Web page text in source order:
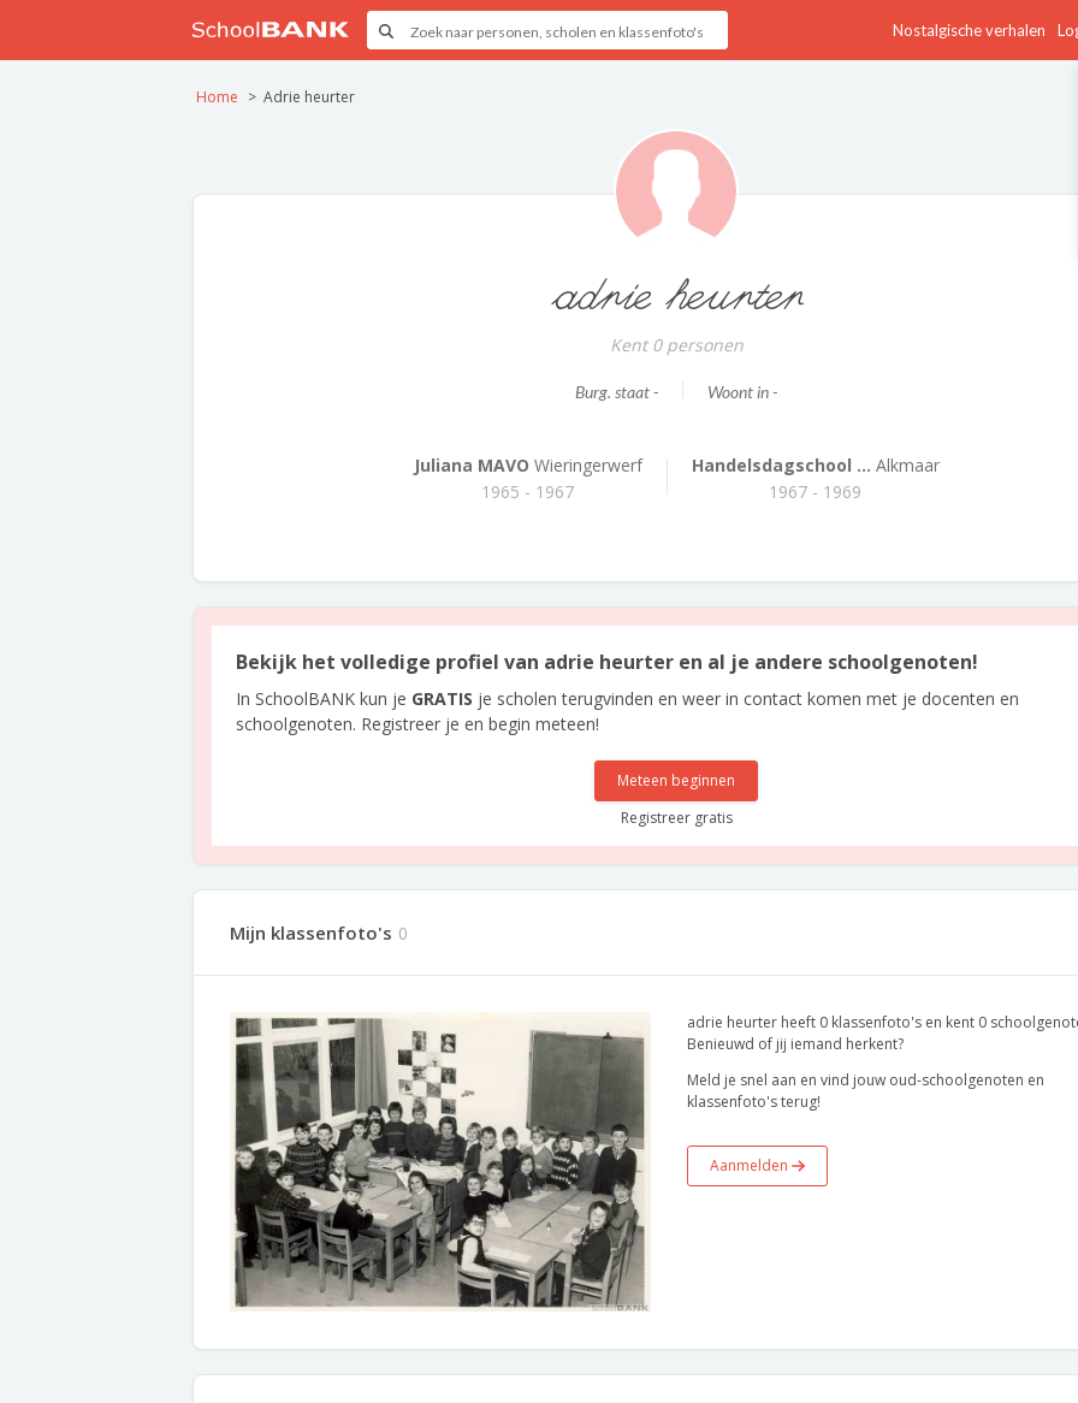
Nostalgische verhalen
Home Adrie heurter
adrie heurter
Kent 0 personen
Burg. staat - Woont in -
Juliana MAVO Wieringerwerf
1965 - 1967
Handelsdagschool ... Alkmaar
1967 - 1969
Bekijk het volledige profiel van adrie heurter en al je andere schoolgenoten!
In SchoolBANK kun je GRATIS je scholen terugvinden en weer in contact komen met je docenten en
schoolgenoten. Registreer je en begin meteen!
Meteen beginnen
Registreer gratis
Mijn klassenfoto's 0
adrie heurter heeft 0 klassenfoto's en kent 0
Benieuwd of jij iemand herkent?
Meld je snel aan en vind jouw oud-schoolgenoten en
klassenfoto's terug!
Aanmelden